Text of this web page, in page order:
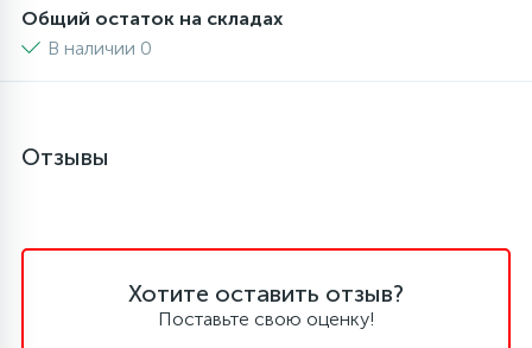
Общий остаток на складах
В наличии 0
Отзывы
Хотите оставить отзыв?
Поставьте свою оценку!